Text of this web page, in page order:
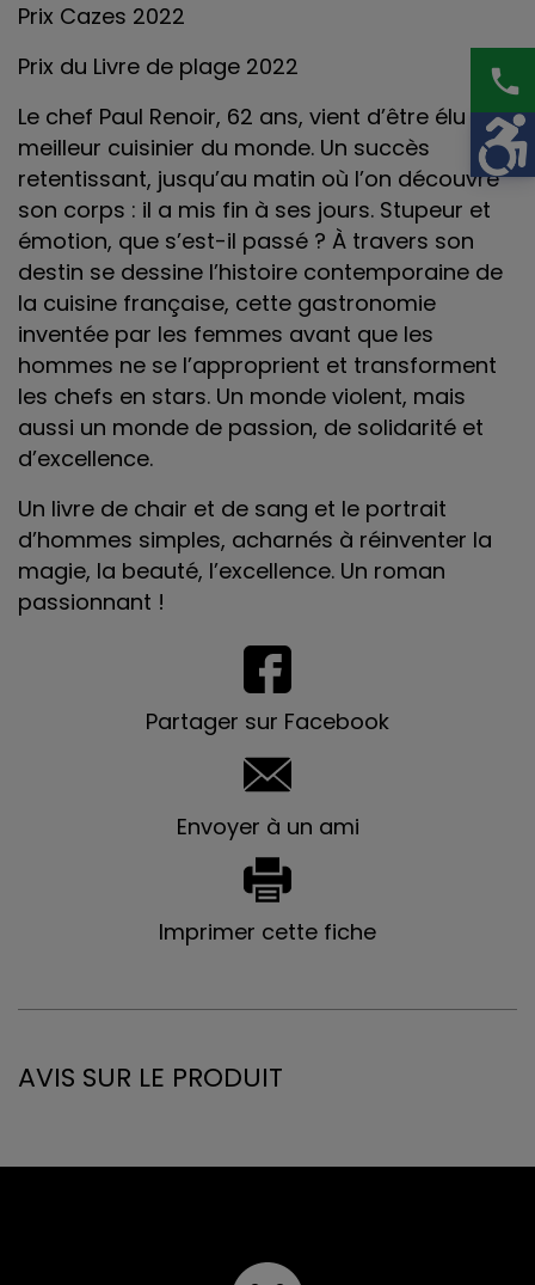
Prix Cazes 2022
Prix du Livre de plage 2022
Le chef Paul Renoir, 62 ans, vient d’être élu
meilleur cuisinier du monde. Un succès
retentissant, jusqu’au matin où l’on découvre
son corps : il a mis fin à ses jours. Stupeur et
émotion, que s’est-il passé ? À travers son
destin se dessine l’histoire contemporaine de
la cuisine française, cette gastronomie
inventée par les femmes avant que les
hommes ne se l’approprient et transforment
les chefs en stars. Un monde violent, mais
aussi un monde de passion, de solidarité et
d’excellence.
Un livre de chair et de sang et le portrait
d’hommes simples, acharnés à réinventer la
magie, la beauté, l’excellence. Un roman
passionnant !
Partager sur Facebook
Envoyer à un ami
Imprimer cette fiche
AVIS SUR LE PRODUIT
phone